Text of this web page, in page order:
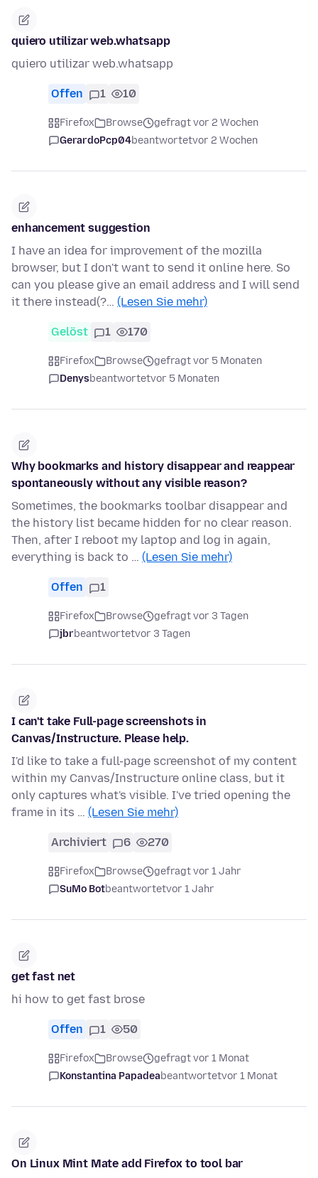
quiero utilizar web.whatsapp
quiero utilizar web.whatsapp
Offen 1 10
Firefox Browse
gefragt vor 2 Wochen
GerardoPcp04beantwortetvor 2 Wochen
enhancement suggestion
I have an idea for improvement of the mozilla
browser, but I don't want to send it online here. So
can you please give an email address and I will send
it there instead(?… (Lesen Sie mehr)
Gelöst 1 170
Firefox Browse
gefragt vor 5 Monaten
Denysbeantwortetvor 5 Monaten
Why bookmarks and history disappear and reappear
spontaneously without any visible reason?
Sometimes, the bookmarks toolbar disappear and
the history list became hidden for no clear reason.
Then, after I reboot my laptop and log in again,
everything is back to … (Lesen Sie mehr)
Offen 1
Firefox Browse
gefragt vor 3 Tagen
jbrbeantwortetvor 3 Tagen
I can't take Full-page screenshots in
Canvas/Instructure. Please help.
I'd like to take a full-page screenshot of my content
within my Canvas/Instructure online class, but it
only captures what's visible. I've tried opening the
frame in its … (Lesen Sie mehr)
Archiviert 6 270
Firefox Browse
gefragt vor 1 Jahr
SuMo Botbeantwortetvor 1 Jahr
get fast net
hi how to get fast brose
Offen 1 50
Firefox Browse
gefragt vor 1 Monat
Konstantina Papadeabeantwortetvor 1 Monat
On Linux Mint Mate add Firefox to tool bar